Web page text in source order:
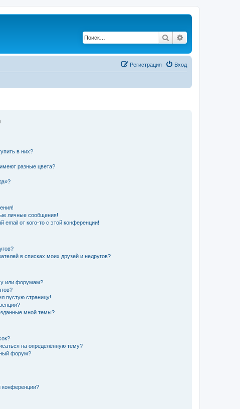
Поиск
Вход
Регистрация
в них?
разные цвета?
личные сообщения!
email от кого-то с этой конференции!
в списках моих друзей и недругов?
или форумам?
пустую страницу!
мной темы?
на определённую тему?
форум?
конференции?